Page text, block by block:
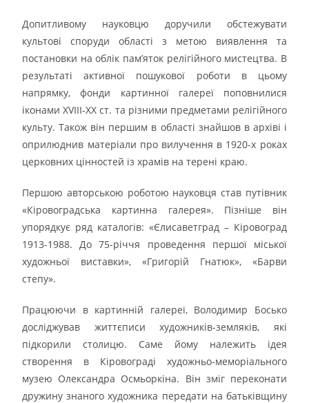
Допитливому науковцю доручили обстежувати
культові споруди області з метою виявлення та
постановки на облік пам’яток релігійного мистецтва. В
результаті активної пошукової роботи в цьому
напрямку, фонди картинної галереї поповнилися
іконами ХVІІІ-ХХ ст. та різними предметами релігійного
культу. Також він першим в області знайшов в архіві і
оприлюднив матеріали про вилучення в 1920-х роках
церковних цінностей із храмів на терені краю.
Першою авторською роботою науковця став путівник
«Кіровоградська картинна галерея». Пізніше він
упорядкує ряд каталогів: «Єлисаветград – Кіровоград
1913-1988. До 75-річчя проведення першої міської
художньої виставки», «Григорій Гнатюк», «Барви
степу».
Працюючи в картинній галереї, Володимир Босько
досліджував життєписи художників-земляків, які
підкорили столицю. Саме йому належить ідея
створення в Кіровограді художньо-меморіального
музею Олександра Осмьоркіна. Він зміг переконати
дружину знаного художника передати на батьківщину